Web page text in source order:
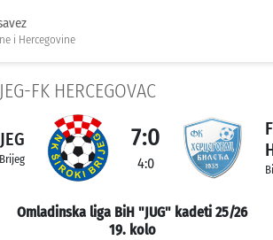
i Hercegovine
FK HERCEGOVAC
7:0
4:0
Omladinska liga BiH "JUG" kadeti 25/26
19. kolo